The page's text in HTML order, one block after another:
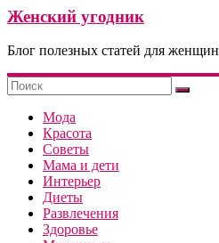
Женский угодник
Блог полезных статей для женщин
Мода
Красота
Советы
Мама и дети
Интерьер
Диеты
Развлечения
Здоровье